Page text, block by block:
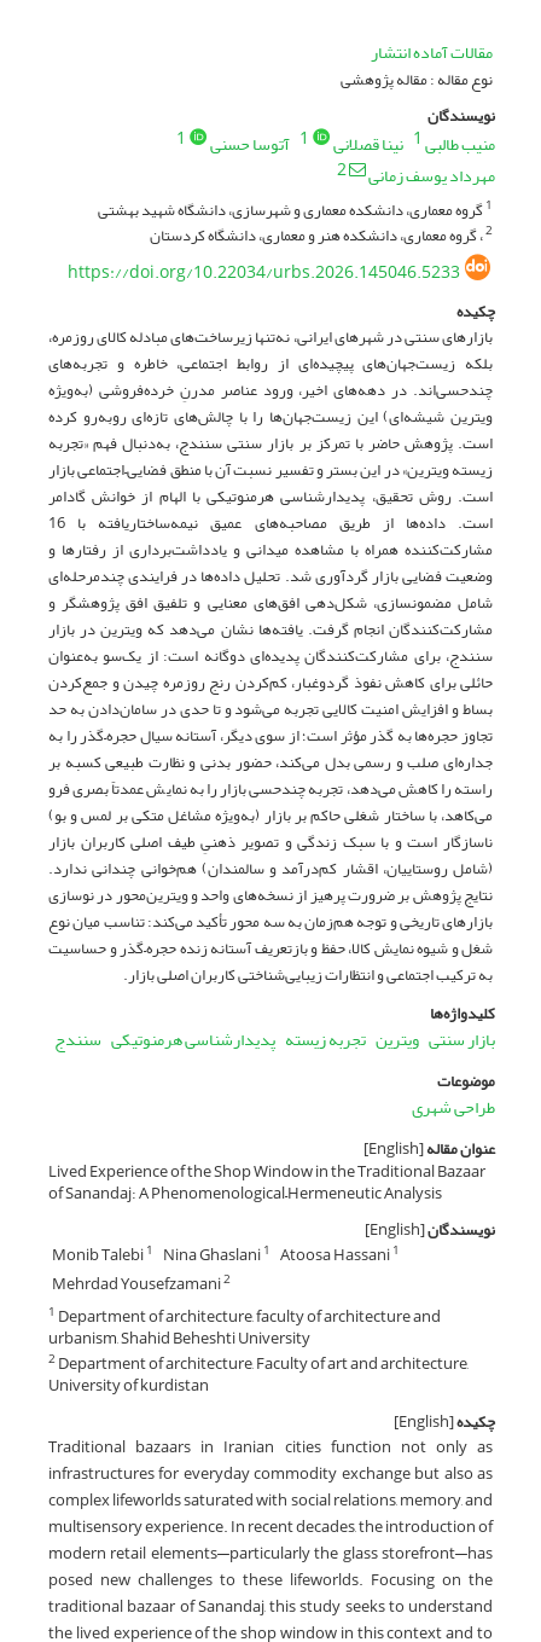
مقالات آماده انتشار
نوع مقاله : مقاله پژوهشی
نویسندگان
منیب طالبی1 نینا قصلانی 1 آتوسا حسنی
1
مهرداد یوسف زمانی
2
1گروه معماری، دانشکده معماری و شهرسازی، دانشگاه شهید بهشتی
2، گروه معماری، دانشکده هنر و معماری، دانشگاه کردستان
https://doi.org/10.22034/urbs.2026.145046.5233
چکیده
بازارهای سنتی در شهرهای ایرانی، نه‌تنها زیرساخت‌های مبادله کالای روزمره،
بلکه زیست‌جهان‌های پیچیده‌ای از روابط اجتماعی، خاطره و تجربه‌های
چندحسی‌اند. در دهه‌های اخیر، ورود عناصر مدرنِ خرده‌فروشی (به‌ویژه
ویترین شیشه‌ای) این زیست‌جهان‌ها را با چالش‌های تازه‌ای روبه‌رو کرده
است. پژوهش حاضر با تمرکز بر بازار سنتی سنندج، به‌دنبال فهم «تجربه
زیسته ویترین» در این بستر و تفسیر نسبت آن با منطق فضایی–اجتماعی بازار
است. روش تحقیق، پدیدارشناسی هرمنوتیکی با الهام از خوانش گادامر
است. داده‌ها از طریق مصاحبه‌های عمیق نیمه‌ساختاریافته با 16
مشارکت‌کننده همراه با مشاهده میدانی و یادداشت‌برداری از رفتارها و
وضعیت فضایی بازار گردآوری شد. تحلیل داده‌ها در فرایندی چندمرحله‌ای
شامل مضمونسازی، شکل‌دهی افق‌های معنایی و تلفیق افق پژوهشگر و
مشارکت‌کنندگان انجام گرفت. یافته‌ها نشان می‌دهد که ویترین در بازار
سنندج، برای مشارکت‌کنندگان پدیده‌ای دوگانه است: از یک‌سو به‌عنوان
حائلی برای کاهش نفوذ گردوغبار، کم‌کردن رنج روزمره چیدن و جمع‌کردن
بساط و افزایش امنیت کالایی تجربه می‌شود و تا حدی در سامان‌دادن به حد
تجاوز حجره‌ها به گذر مؤثر است؛ از سوی دیگر، آستانه سیال حجره–گذر را به
جداره‌ای صلب و رسمی بدل می‌کند، حضور بدنی و نظارت طبیعی کسبه بر
راسته را کاهش می‌دهد، تجربه چندحسی بازار را به نمایش عمدتاً بصری فرو
می‌کاهد، با ساختار شغلی حاکم بر بازار (به‌ویژه مشاغل متکی بر لمس و بو)
ناسازگار است و با سبک زندگی و تصویر ذهنیِ طیف اصلی کاربران بازار
(شامل روستاییان، اقشار کم‌درآمد و سالمندان) هم‌خوانی چندانی ندارد.
نتایج پژوهش بر ضرورت پرهیز از نسخه‌های واحد و ویترین‌محور در نوسازی
بازارهای تاریخی و توجه هم‌زمان به سه محور تأکید می‌کند: تناسب میان نوع
شغل و شیوه نمایش کالا، حفظ و بازتعریف آستانه زنده حجره–گذر و حساسیت
به ترکیب اجتماعی و انتظارات زیبایی‌شناختی کاربران اصلی بازار.
کلیدواژه‌ها
بازار سنتی ویترین تجربه زیسته پدیدارشناسی هرمنوتیکی سنندج
موضوعات
طراحی شهری
عنوان مقاله[English]
Lived Experience of the Shop Window in the Traditional Bazaar
of Sanandaj: A Phenomenological–Hermeneutic Analysis
نویسندگان[English]
Monib Talebi1 Nina Ghaslani1 Atoosa Hassani1
Mehrdad Yousefzamani2
1 Department of architecture, faculty of architecture and
urbanism, Shahid Beheshti University
2Department of architecture, Faculty of art and architecture,
University of kurdistan
چکیده[English]
Traditional bazaars in Iranian cities function not only as
infrastructures for everyday commodity exchange but also as
complex lifeworlds saturated with social relations, memory, and
multisensory experience. In recent decades, the introduction of
modern retail elements—particularly the glass storefront—has
posed new challenges to these lifeworlds. Focusing on the
traditional bazaar of Sanandaj, this study seeks to understand
the lived experience of the shop window in this context and to